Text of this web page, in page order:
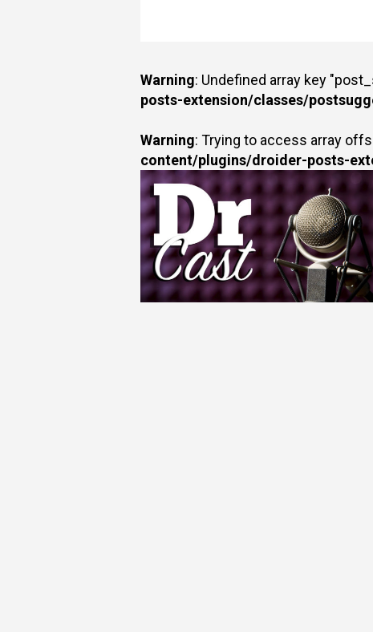
Warning: Undefined array key
posts-extension/classes/
Warning: Trying to access array
content/plugins/droider-posts-